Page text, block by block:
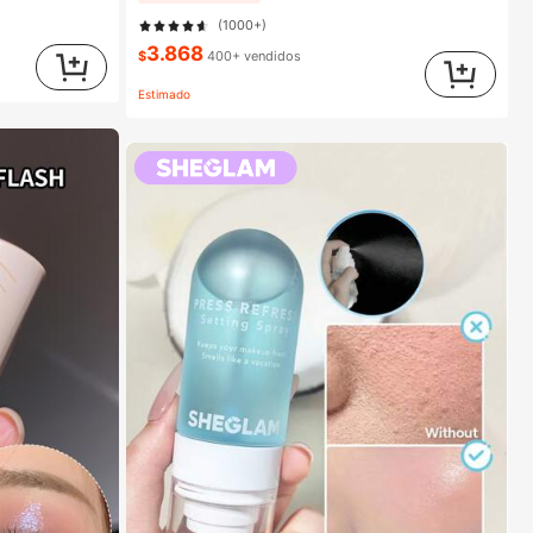
(1000+)
$3.868 400+ vendidos
Estimado